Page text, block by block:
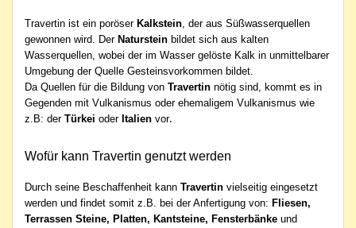
Travertin ist ein poröser Kalkstein, der aus Süßwasserquellen
gewonnen wird. Der Naturstein bildet sich aus kalten
Wasserquellen, wobei der im Wasser gelöste Kalk in unmittelbarer
Umgebung der Quelle Gesteinsvorkommen bildet.
Da Quellen für die Bildung von Travertin nötig sind, kommt es in
Gegenden mit Vulkanismus oder ehemaligem Vulkanismus wie
z.B: der Türkei oder Italien vor.
Wofür kann Travertin genutzt werden
Durch seine Beschaffenheit kann Travertin vielseitig eingesetzt
werden und findet somit z.B. bei der Anfertigung von: Fliesen,
Terrassen Steine, Platten, Kantsteine, Fensterbänke und